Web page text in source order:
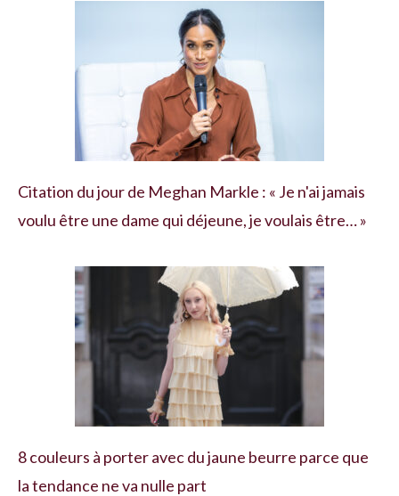
Citation du jour de Meghan Markle : « Je n'ai jamais
voulu être une dame qui déjeune, je voulais être… »
8 couleurs à porter avec du jaune beurre parce que
la tendance ne va nulle part